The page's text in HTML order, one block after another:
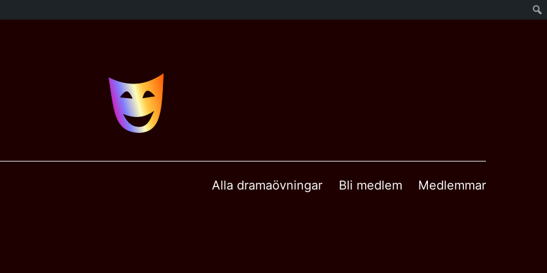
Alla dramaövningar Bli medlem Medlemmar